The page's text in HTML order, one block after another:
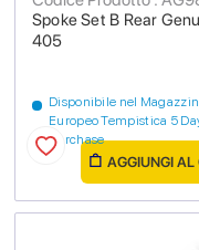
Spoke Set B Rear
405
Disponibile nel
Europeo Tempistica 5
purchase
AGGIUNGI AL